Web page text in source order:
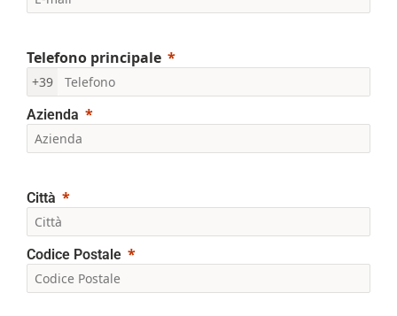
Telefono principale
+39
Azienda
Città
Codice Postale